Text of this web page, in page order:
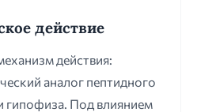
действие
действия:
аналог пептидного
гипофиза. Под влиянием